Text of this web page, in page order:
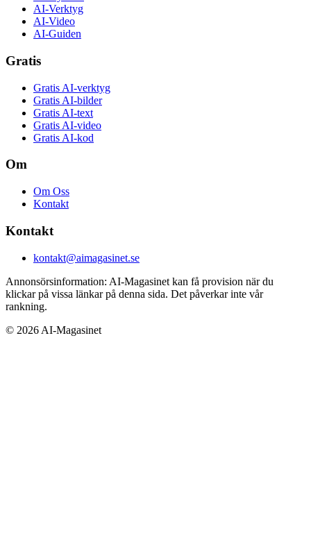
AI-Verktyg
AI-Video
AI-Guiden
Gratis
Gratis AI-verktyg
Gratis AI-bilder
Gratis AI-text
Gratis AI-video
Gratis AI-kod
Om
Om Oss
Kontakt
Kontakt
kontakt@aimagasinet.se
Annonsörsinformation: AI-Magasinet kan få provision när du
klickar på vissa länkar på denna sida. Det påverkar inte vår
rankning.
© 2026 AI-Magasinet